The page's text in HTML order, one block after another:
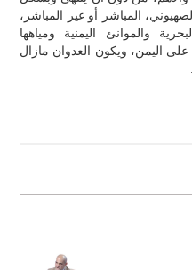
المباشر أو غير المباشر،
والموانئ اليمنية ومياهها
على اليمن، ويكون العدوان مازال